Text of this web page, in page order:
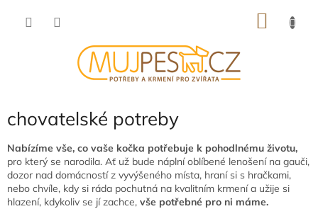
chovatelské potreby
Nabízíme vše, co vaše kočka potřebuje k pohodlnému životu,
pro který se narodila. Ať už bude náplní oblíbené lenošení na gauči,
dozor nad domácností z vyvýšeného místa, hraní si s hračkami,
nebo chvíle, kdy si ráda pochutná na kvalitním krmení a užije si
hlazení, kdykoliv se jí zachce, vše potřebné pro ni máme.